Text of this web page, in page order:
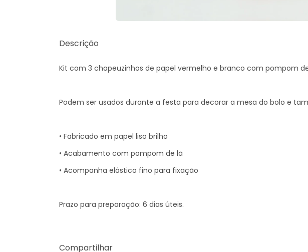
Descrição
Kit com 3 chapeuzinhos de papel vermelho e branco com pompom
Podem ser usados durante a festa para decorar a mesa do bolo e
• Fabricado em papel liso brilho
• Acabamento com pompom de lã
• Acompanha elástico fino para fixação
Prazo para preparação: 6 dias úteis.
Compartilhar